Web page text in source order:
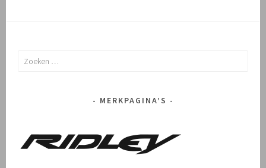
Zoeken
MERKPAGINA’S